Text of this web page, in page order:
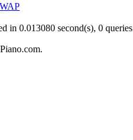
WAP
in 0.013080 second(s), 0 queries